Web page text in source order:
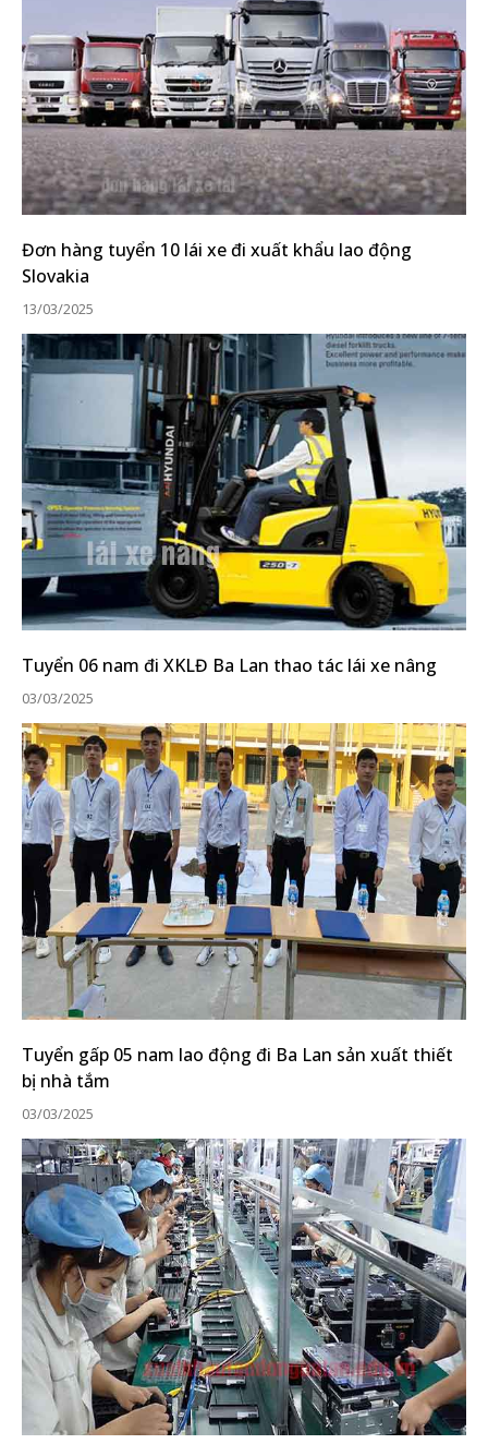
Đơn hàng tuyển 10 lái xe đi xuất khẩu lao động
Slovakia
13/03/2025
Tuyển 06 nam đi XKLĐ Ba Lan thao tác lái xe nâng
03/03/2025
Tuyển gấp 05 nam lao động đi Ba Lan sản xuất thiết
bị nhà tắm
03/03/2025